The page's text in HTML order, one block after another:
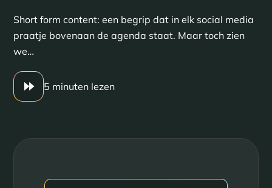
Short form content: een begrip dat in elk social media
praatje bovenaan de agenda staat. Maar toch zien
we…
5 minuten lezen